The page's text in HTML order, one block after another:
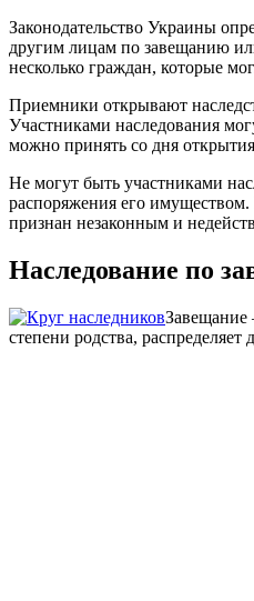
Законодательство Украины
другим лицам по завещанию
несколько граждан, которые
Приемники открывают
Участниками наследования
можно принять со дня
Не могут быть участниками
распоряжения его
признан незаконным и
Наследование по
Завещание
степени родства,